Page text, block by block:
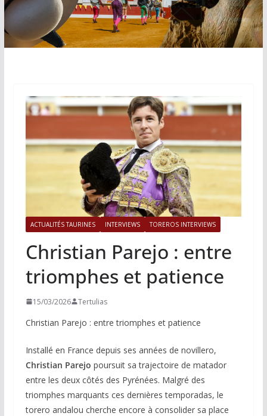
ACTUALITÉS TAURINES INTERVIEWS TOREROS INTERVIEWS
Christian Parejo : entre
triomphes et patience
15/03/2026 Tertulias
Christian Parejo : entre triomphes et patience
Installé en France depuis ses années de novillero,
Christian Parejo poursuit sa trajectoire de matador
entre les deux côtés des Pyrénées. Malgré des
triomphes marquants ces dernières temporadas, le
torero andalou cherche encore à consolider sa place